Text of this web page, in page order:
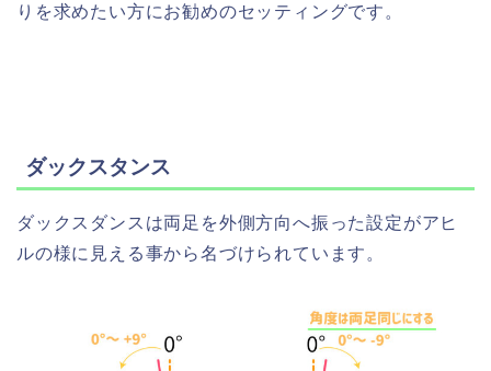
りを求めたい方にお勧めのセッティングです。
ダックスタンス
ダックスダンスは両足を外側方向へ振った設定がアヒ
ルの様に見える事から名づけられています。